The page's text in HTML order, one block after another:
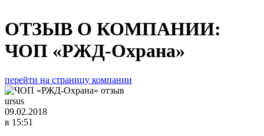
ОТЗЫВ О КОМПАНИИ:
ЧОП «РЖД-Охрана»
перейти на страницу компании
ursus
09.02.2018
в 15:51